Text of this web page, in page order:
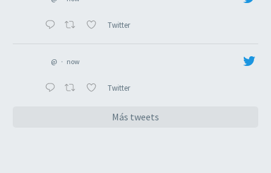
Twitter
@ · now
Twitter
Más tweets